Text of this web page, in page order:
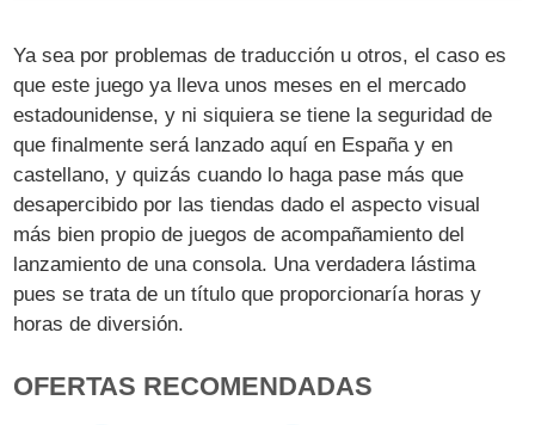
Ya sea por problemas de traducción u otros, el caso es
que este juego ya lleva unos meses en el mercado
estadounidense, y ni siquiera se tiene la seguridad de
que finalmente será lanzado aquí en España y en
castellano, y quizás cuando lo haga pase más que
desapercibido por las tiendas dado el aspecto visual
más bien propio de juegos de acompañamiento del
lanzamiento de una consola. Una verdadera lástima
pues se trata de un título que proporcionaría horas y
horas de diversión.
OFERTAS RECOMENDADAS